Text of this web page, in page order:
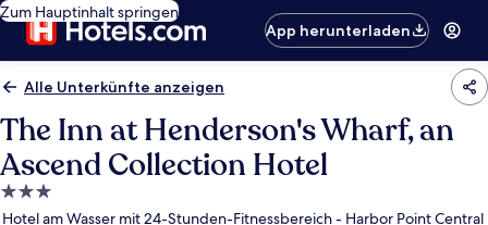
Zum Hauptinhalt springen
App herunterladen
Alle Unterkünfte anzeigen
The Inn at Henderson's Wharf, an
Ascend Collection Hotel
3.0-
Sterne-
Hotel am Wasser mit 24-Stunden-Fitnessbereich - Harbor Point Central